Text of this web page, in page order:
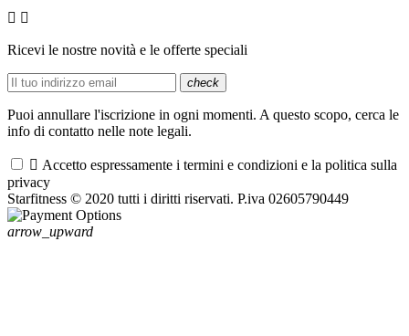
 
Ricevi le nostre novità e le offerte speciali
check
Puoi annullare l'iscrizione in ogni momenti. A questo scopo, cerca le
info di contatto nelle note legali.
 Accetto espressamente i termini e condizioni e la politica sulla
privacy
Starfitness © 2020 tutti i diritti riservati. P.iva 02605790449
arrow_upward